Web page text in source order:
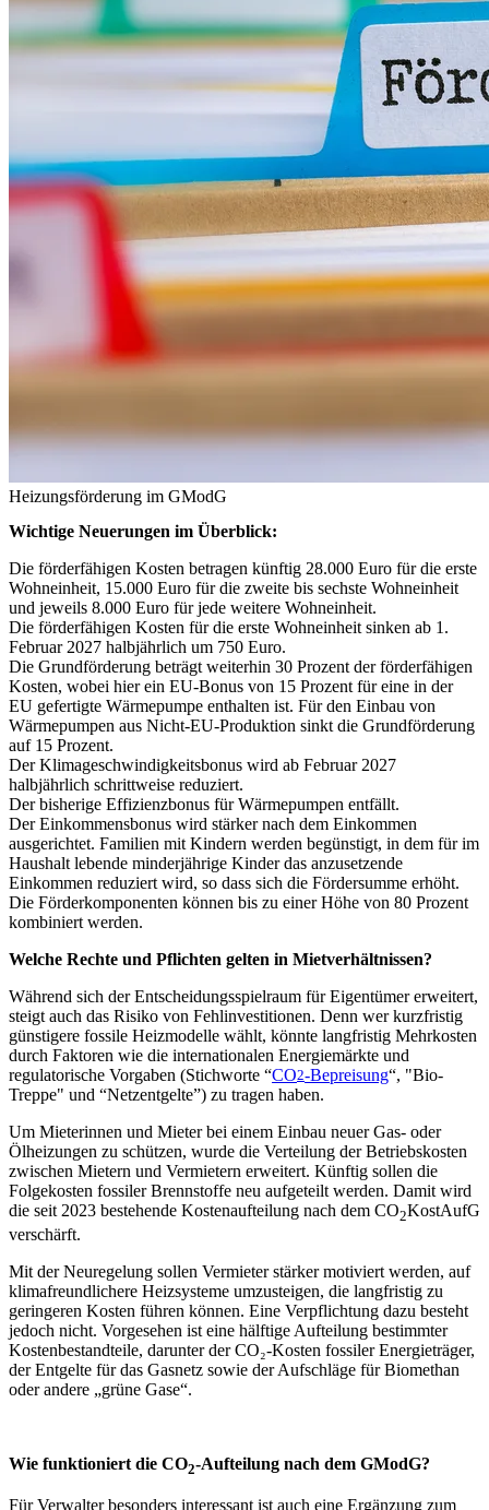
Heizungsförderung im GModG
Wichtige Neuerungen im Überblick:
Die förderfähigen Kosten betragen künftig 28.000 Euro für die erste
Wohneinheit, 15.000 Euro für die zweite bis sechste Wohneinheit
und jeweils 8.000 Euro für jede weitere Wohneinheit.
Die förderfähigen Kosten für die erste Wohneinheit sinken ab 1.
Februar 2027 halbjährlich um 750 Euro.
Die Grundförderung beträgt weiterhin 30 Prozent der förderfähigen
Kosten, wobei hier ein EU-Bonus von 15 Prozent für eine in der
EU gefertigte Wärmepumpe enthalten ist. Für den Einbau von
Wärmepumpen aus Nicht-EU-Produktion sinkt die Grundförderung
auf 15 Prozent.
DerKlimageschwindigkeitsbonus wird ab Februar 2027
halbjährlich schrittweise reduziert.
Der bisherige Effizienzbonus für Wärmepumpen entfällt.
DerEinkommensbonus wird stärker nach dem Einkommen
ausgerichtet. Familien mit Kindern werden begünstigt, in dem für im
Haushalt lebende minderjährige Kinder das anzusetzende
Einkommen reduziert wird, so dass sich die Fördersumme erhöht.
Die Förderkomponenten können bis zu einer Höhe von 80 Prozent
kombiniert werden.
Welche Rechte und Pflichten gelten in Mietverhältnissen?
Während sich der Entscheidungsspielraum fürEigentümer erweitert,
steigt auch das Risiko von Fehlinvestitionen. Denn wer kurzfristig
günstigere fossile Heizmodelle wählt, könnte langfristig Mehrkosten
durch Faktoren wie die internationalen Energiemärkte und
regulatorische Vorgaben (Stichworte “CO2-Bepreisung“, "Bio-
Treppe" und “Netzentgelte”) zu tragen haben.
Um Mieterinnen und Mieter bei einem Einbau neuer Gas- oder
Ölheizungen zu schützen, wurde die Verteilung der Betriebskosten
zwischen Mietern und Vermietern erweitert. Künftig sollen die
Folgekosten fossiler Brennstoffe neu aufgeteilt werden. Damit wird
die seit 2023 bestehende Kostenaufteilung nach dem CO2KostAufG
verschärft.
Mit der Neuregelung sollen Vermieter stärker motiviert werden, auf
klimafreundlichere Heizsysteme umzusteigen, die langfristig zu
geringeren Kosten führen können. Eine Verpflichtung dazu besteht
jedoch nicht. Vorgesehen ist eine hälftige Aufteilung bestimmter
Kostenbestandteile, darunter der CO₂-Kosten fossiler Energieträger,
der Entgelte für das Gasnetz sowie der Aufschläge für Biomethan
oder andere „grüne Gase“.
Wie funktioniert die CO2-Aufteilung nach dem GModG?
Für Verwalter besonders interessant ist auch eine Ergänzung zum